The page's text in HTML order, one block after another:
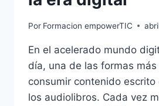
Por Formacion empowerTIC
En el acelerado mundo
día, una de las formas
consumir contenido escrito
los audiolibros. Cada vez